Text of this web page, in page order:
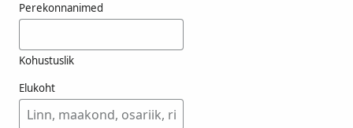
Perekonnanimed
Kohustuslik
Elukoht